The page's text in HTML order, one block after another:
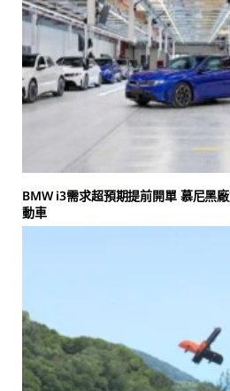
BMW i3需求超預期提前開單 慕尼黑
動車